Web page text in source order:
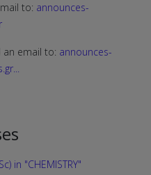
to: announces-
email to: announces-
...
in "CHEMISTRY"